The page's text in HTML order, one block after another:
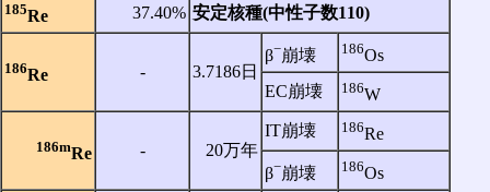
185Re 37.40% 安定核種(中性子数110)
186Re ‐ 3.7186日
β−崩壊 186Os
EC崩壊
186W
186mRe ‐ 20万年
IT崩壊 186Re
β−崩壊 186Os